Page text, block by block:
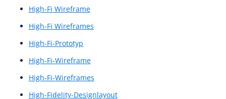
Graphic-design
große Sprachmodelle
großes Sprachmodell